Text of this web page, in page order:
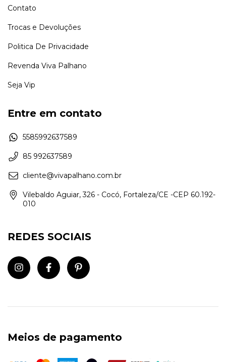
Contato
Trocas e Devoluções
Politica De Privacidade
Revenda Viva Palhano
Seja Vip
Entre em contato
5585992637589
85 992637589
cliente@vivapalhano.com.br
Vilebaldo Aguiar, 326 - Cocó, Fortaleza/CE -CEP 60.192-
010
REDES SOCIAIS
Meios de pagamento